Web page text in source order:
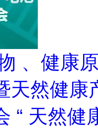
、健康
天然健康
“ 天然健